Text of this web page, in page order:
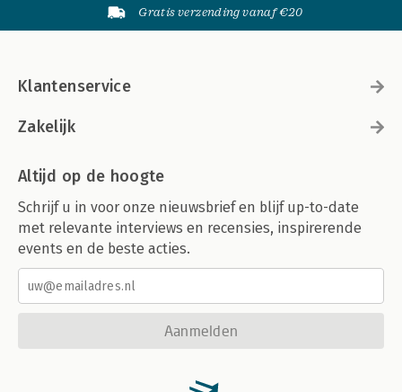
Gratis verzending vanaf €20
Klantenservice
Zakelijk
Altijd op de hoogte
Schrijf u in voor onze nieuwsbrief en blijf up-to-date
met relevante interviews en recensies, inspirerende
events en de beste acties.
Aanmelden